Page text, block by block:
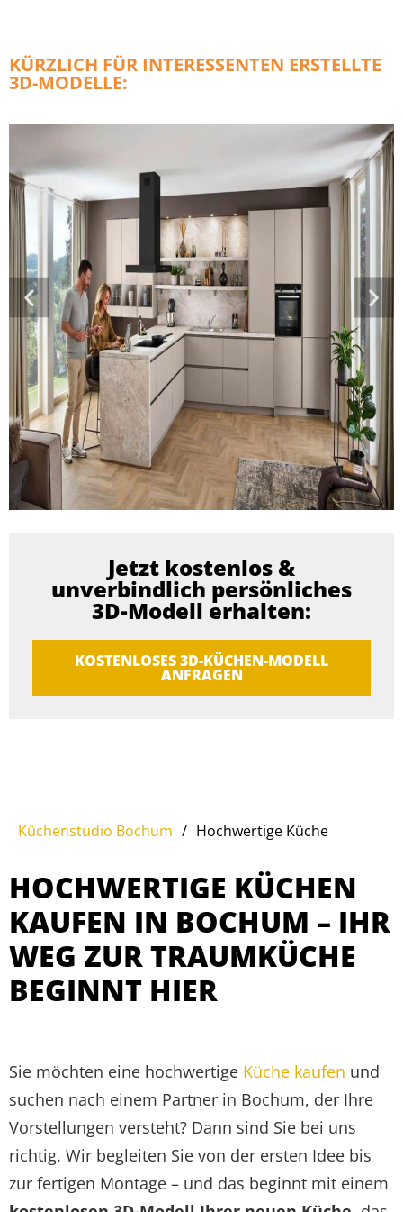
KÜRZLICH FÜR INTERESSENTEN ERSTELLTE
3D-MODELLE:
Jetzt kostenlos &
unverbindlich persönliches
3D-Modell erhalten:
KOSTENLOSES 3D-KÜCHEN-MODELL
ANFRAGEN
Küchenstudio Bochum / Hochwertige Küche
HOCHWERTIGE KÜCHEN
KAUFEN IN BOCHUM – IHR
WEG ZUR TRAUMKÜCHE
BEGINNT HIER
Sie möchten eine hochwertige Küche kaufen und
suchen nach einem Partner in Bochum, der Ihre
Vorstellungen versteht? Dann sind Sie bei uns
richtig. Wir begleiten Sie von der ersten Idee bis
zur fertigen Montage – und das beginnt mit einem